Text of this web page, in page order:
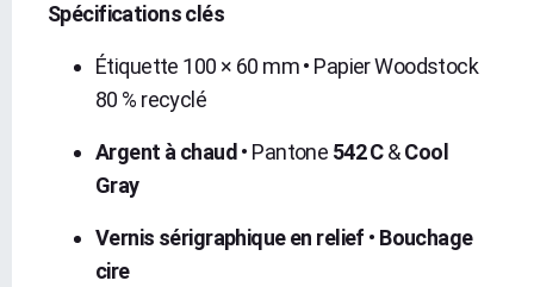
Spécifications clés
Étiquette 100 × 60 mm • Papier Woodstock
80 % recyclé
Argent à chaud • Pantone 542 C&Cool
Gray
Vernis sérigraphique en relief • Bouchage
cire